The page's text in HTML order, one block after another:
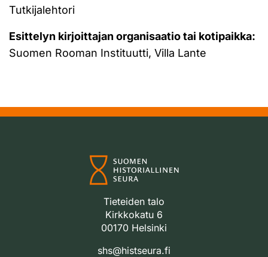
Tutkijalehtori
Esittelyn kirjoittajan organisaatio tai kotipaikka:
Suomen Rooman Instituutti, Villa Lante
Tieteiden talo
Kirkkokatu 6
00170 Helsinki
shs@histseura.fi